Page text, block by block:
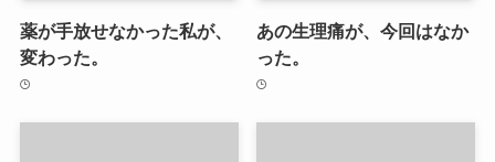
薬が手放せなかった私が、
変わった。
あの生理痛が、今回はなか
った。